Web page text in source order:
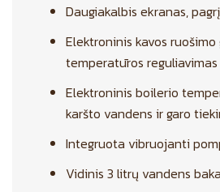
Daugiakalbis ekranas,
Elektroninis kavos ruošimo
temperatūros reguliavimas
Elektroninis boilerio
karšto vandens ir garo
Integruota vibruojanti
Vidinis 3 litrų vandens